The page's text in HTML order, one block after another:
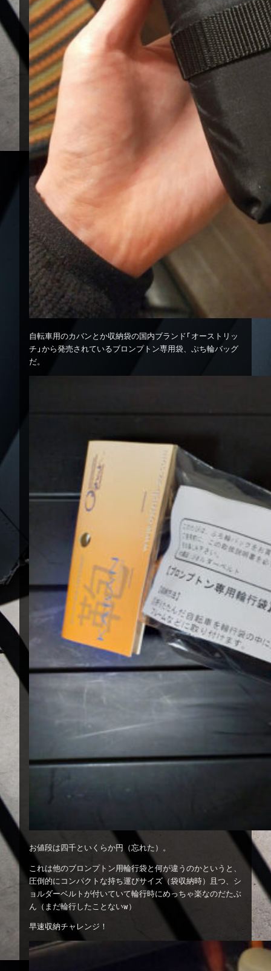
自転車用のカバンとか収納袋の国内ブランド「オーストリッ
チ」から発売されているブロンプトン専用袋、ぷち輪バッグ
だ。
お値段は四千といくらか円（忘れた）。
これは他のブロンプトン用輪行袋と何が違うのかというと、
圧倒的にコンパクトな持ち運びサイズ（袋収納時）且つ、シ
ョルダーベルトが付いていて輪行時にめっちゃ楽なのだたぶ
ん（まだ輪行したことないw）
早速収納チャレンジ！